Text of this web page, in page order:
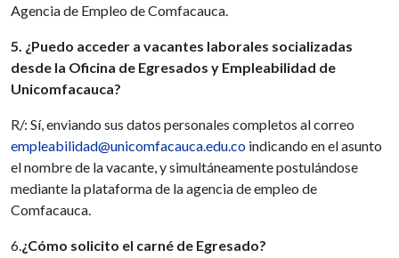
Agencia de Empleo de Comfacauca.
5. ¿Puedo acceder a vacantes laborales socializadas
desde la Oficina de Egresados y Empleabilidad de
Unicomfacauca?
R/: Sí, enviando sus datos personales completos al correo
empleabilidad@unicomfacauca.edu.co indicando en el asunto
el nombre de la vacante, y simultáneamente postulándose
mediante la plataforma de la agencia de empleo de
Comfacauca.
6. ¿Cómo solicito el carné de Egresado?